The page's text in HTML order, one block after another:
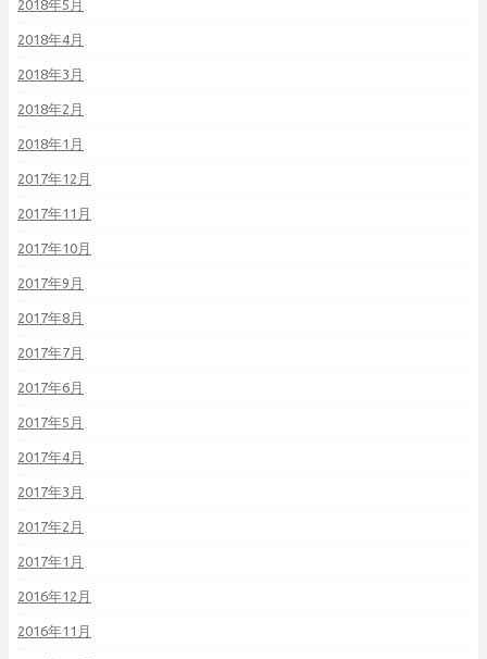
2018年5月
2018年4月
2018年3月
2018年2月
2018年1月
2017年12月
2017年11月
2017年10月
2017年9月
2017年8月
2017年7月
2017年6月
2017年5月
2017年4月
2017年3月
2017年2月
2017年1月
2016年12月
2016年11月